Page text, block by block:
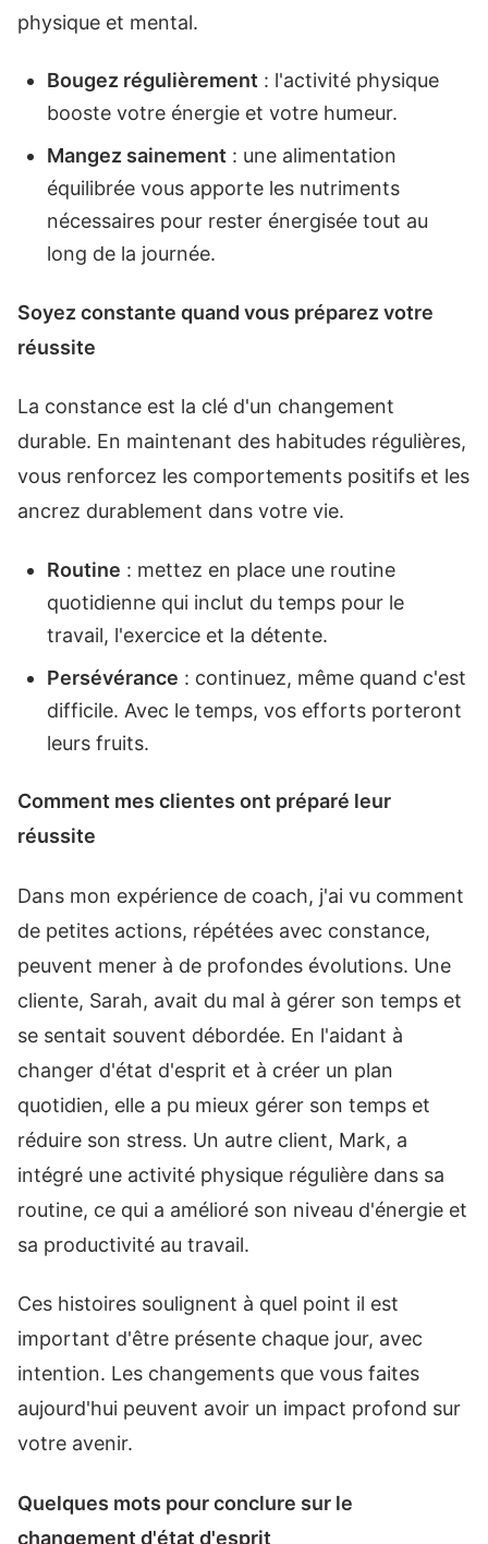
physique et mental.
Bougez régulièrement : l'activité physique
booste votre énergie et votre humeur.
Mangez sainement : une alimentation
équilibrée vous apporte les nutriments
nécessaires pour rester énergisée tout au
long de la journée.
Soyez constante quand vous préparez votre
réussite
La constance est la clé d'un changement
durable. En maintenant des habitudes régulières,
vous renforcez les comportements positifs et les
ancrez durablement dans votre vie.
Routine : mettez en place une routine
quotidienne qui inclut du temps pour le
travail, l'exercice et la détente.
Persévérance : continuez, même quand c'est
difficile. Avec le temps, vos efforts porteront
leurs fruits.
Comment mes clientes ont préparé leur
réussite
Dans mon expérience de coach, j'ai vu comment
de petites actions, répétées avec constance,
peuvent mener à de profondes évolutions. Une
cliente, Sarah, avait du mal à gérer son temps et
se sentait souvent débordée. En l'aidant à
changer d'état d'esprit et à créer un plan
quotidien, elle a pu mieux gérer son temps et
réduire son stress. Un autre client, Mark, a
intégré une activité physique régulière dans sa
routine, ce qui a amélioré son niveau d'énergie et
sa productivité au travail.
Ces histoires soulignent à quel point il est
important d'être présente chaque jour, avec
intention. Les changements que vous faites
aujourd'hui peuvent avoir un impact profond sur
votre avenir.
Quelques mots pour conclure sur le
changement d'état d'esprit